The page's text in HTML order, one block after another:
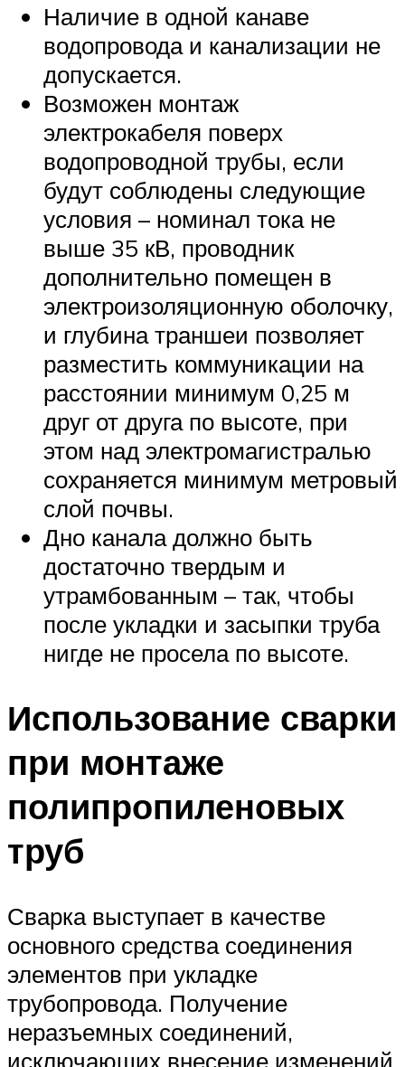
Наличие в одной канаве
водопровода и канализации не
допускается.
Возможен монтаж
электрокабеля поверх
водопроводной трубы, если
будут соблюдены следующие
условия – номинал тока не
выше 35 кВ, проводник
дополнительно помещен в
электроизоляционную оболочку,
и глубина траншеи позволяет
разместить коммуникации на
расстоянии минимум 0,25 м
друг от друга по высоте, при
этом над электромагистралью
сохраняется минимум метровый
слой почвы.
Дно канала должно быть
достаточно твердым и
утрамбованным – так, чтобы
после укладки и засыпки труба
нигде не просела по высоте.
Использование сварки
при монтаже
полипропиленовых
труб
Сварка выступает в качестве
основного средства соединения
элементов при укладке
трубопровода. Получение
неразъемных соединений,
исключающих внесение изменений